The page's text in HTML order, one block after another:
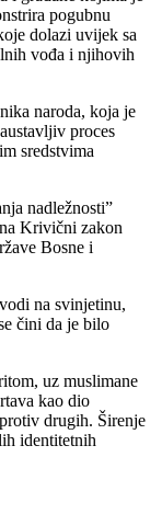
pogubnu
dolazi uvijek sa
vođa i njihovih
naroda, koja je
proces
sredstvima
nadležnosti”
Krivični zakon
Bosne i
na svinjetinu,
čini da je bilo
uz muslimane
kao dio
drugih. Širenje
identitetnih